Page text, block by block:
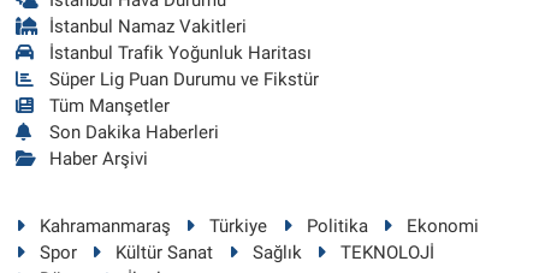
İstanbul Namaz Vakitleri
İstanbul Trafik Yoğunluk Haritası
Süper Lig Puan Durumu ve Fikstür
Tüm Manşetler
Son Dakika Haberleri
Haber Arşivi
Kahramanmaraş Türkiye Politika
Ekonomi
Spor
Kültür Sanat Sağlık
TEKNOLOJİ